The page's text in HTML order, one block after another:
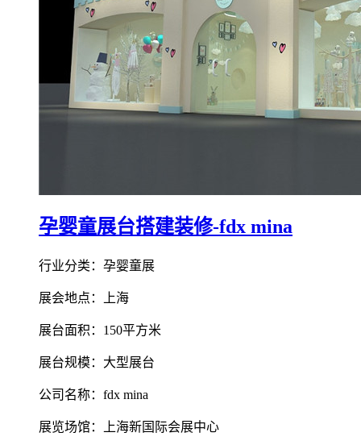
孕婴童展台搭建装修-fdx mina
行业分类：孕婴童展
展会地点：上海
展台面积：150平方米
展台规模：大型展台
公司名称：fdx mina
展览场馆：上海新国际会展中心